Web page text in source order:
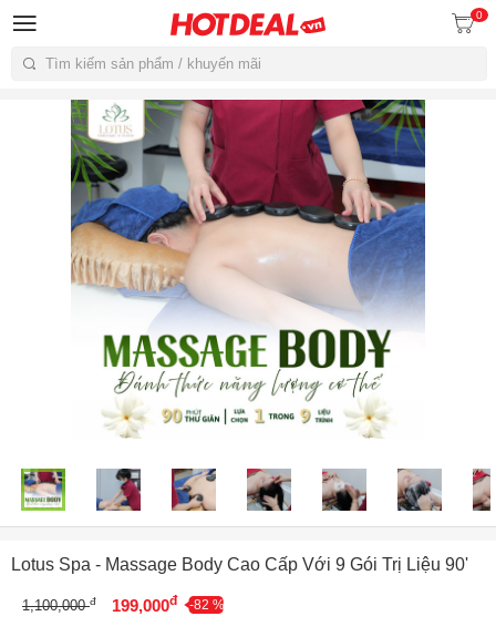
Tìm kiếm
0
Lotus Spa - Massage Body Cao Cấp Với 9 Gói Trị Liệu 90'
1,100,000đ 199,000đ -82 %